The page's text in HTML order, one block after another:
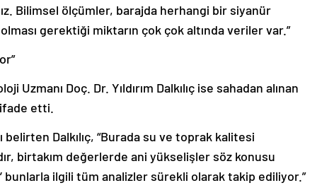
Bilimsel ölçümler, barajda herhangi bir siyanür
gerektiği miktarın çok çok altında veriler var.”
Doç. Dr. Yıldırım Dalkılıç ise sahadan alınan
ifade etti.
belirten Dalkılıç, “Burada su ve toprak kalitesi
birtakım değerlerde ani yükselişler söz konusu
bunlarla ilgili tüm analizler sürekli olarak takip ediliyor.”